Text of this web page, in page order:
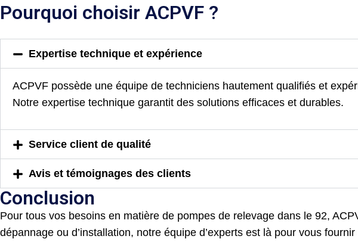
Pourquoi choisir ACPVF ?
Expertise technique et expérience
ACPVF possède une équipe de techniciens hautement qualifiés et
Notre expertise technique garantit des solutions efficaces et durables.
Service client de qualité
Avis et témoignages des clients
Conclusion
Pour tous vos besoins en matière de pompes de relevage dans le 92,
dépannage ou d’installation, notre équipe d’experts est là pour vous